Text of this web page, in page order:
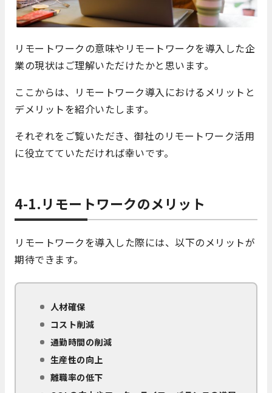
リモートワークの意味やリモートワークを導入した企
業の現状はご理解いただけたかと思います。
ここからは、リモートワーク導入におけるメリットと
デメリットを紹介いたします。
それぞれをご覧いただき、御社のリモートワーク活用
に役立てていただければ幸いです。
4-1.リモートワークのメリット
リモートワークを導入した際には、以下のメリットが
期待できます。
人材確保
コスト削減
通勤時間の削減
生産性の向上
離職率の低下